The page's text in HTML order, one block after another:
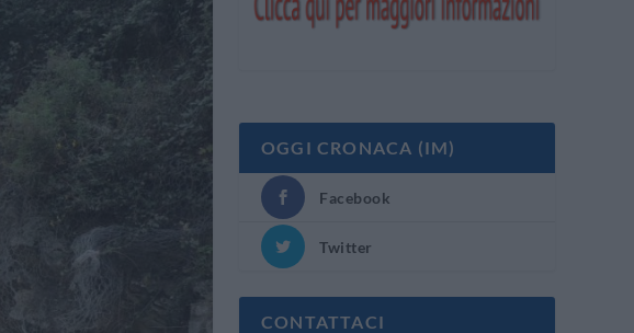
OGGI CRONACA (IM)
Facebook
Twitter
CONTATTACI